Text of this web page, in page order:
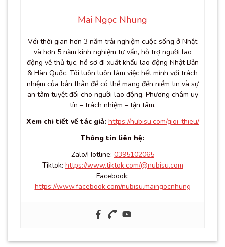
Mai Ngọc Nhung
Với thời gian hơn 3 năm trải nghiệm cuộc sống ở Nhật
và hơn 5 năm kinh nghiệm tư vấn, hỗ trợ người lao
động về thủ tục, hồ sơ đi xuất khẩu lao động Nhật Bản
& Hàn Quốc. Tôi luôn luôn làm việc hết mình với trách
nhiệm của bản thân để có thể mang đến niềm tin và sự
an tâm tuyệt đối cho người lao động. Phương châm uy
tín – trách nhiệm – tận tâm.
Xem chi tiết về tác giả: https://nubisu.com/gioi-thieu/
Thông tin liên hệ:
Zalo/Hotline: 0395102065
Tiktok: https://www.tiktok.com/@nubisu.com
Facebook:
https://www.facebook.com/nubisu.maingocnhung